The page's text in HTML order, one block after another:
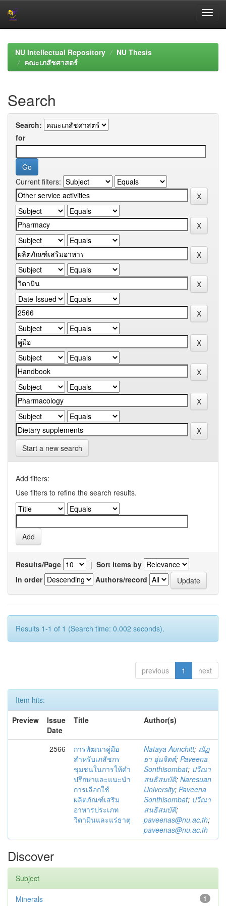
navigationNU Intellectual Repository
NU Thesis
คณะเภสัชศาสตร์
Search
Search:
for
Current filters:
Start a new search
Add filters:
Use filters to refine the search results.
Results/Page | Sort items by
In order
Authors/record
Results 1-1 of 1 (Search time: 0.002 seconds).
previous 1 next
Item hits:
Preview
Issue
Date
Title Author(s)
2566
การพัฒนาคู่มือ
สำหรับเภสัชกร
ชุมชนในการให้คำ
ปรึกษาและแนะนำ
การเลือกใช้
ผลิตภัณฑ์เสริม
อาหารประเภท
วิตามินและแร่ธาตุ
Nataya Aunchitt; ณัฏ
ยา อุ่นจิตต์; Paveena
Sonthisombat; ปวีณา
สนธิสมบัติ; Naresuan
University; Paveena
Sonthisombat; ปวีณา
สนธิสมบัติ;
paveenas@nu.ac.th;
paveenas@nu.ac.th
Discover
Subject
1
Minerals